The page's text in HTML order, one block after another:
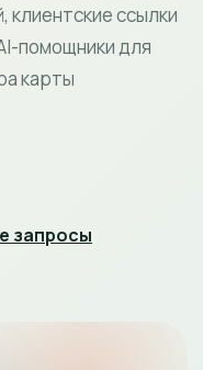
клиентские ссылки
помощники для
карты
запросы